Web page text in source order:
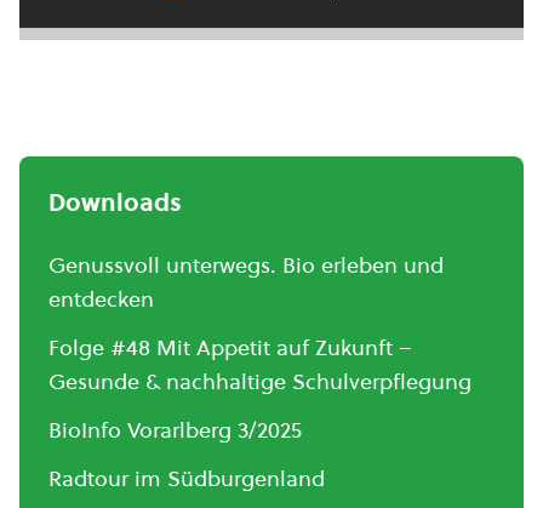
Downloads
Genussvoll unterwegs. Bio erleben und
entdecken
Folge #48 Mit Appetit auf Zukunft –
Gesunde & nachhaltige Schulverpflegung
BioInfo Vorarlberg 3/2025
Radtour im Südburgenland